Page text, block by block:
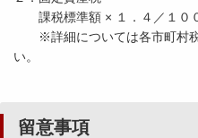
課税標準額 × １．４／１０
※詳細については各市町村税
い。
留意事項